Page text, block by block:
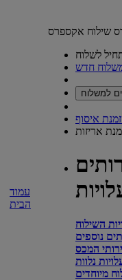
עמוד
הבית
שילוח אקספרס
לשלוח
חדש
למשלוח
איסוף
אריזות
השילוח
נוספים
המכס
נלוות
מיוחדים